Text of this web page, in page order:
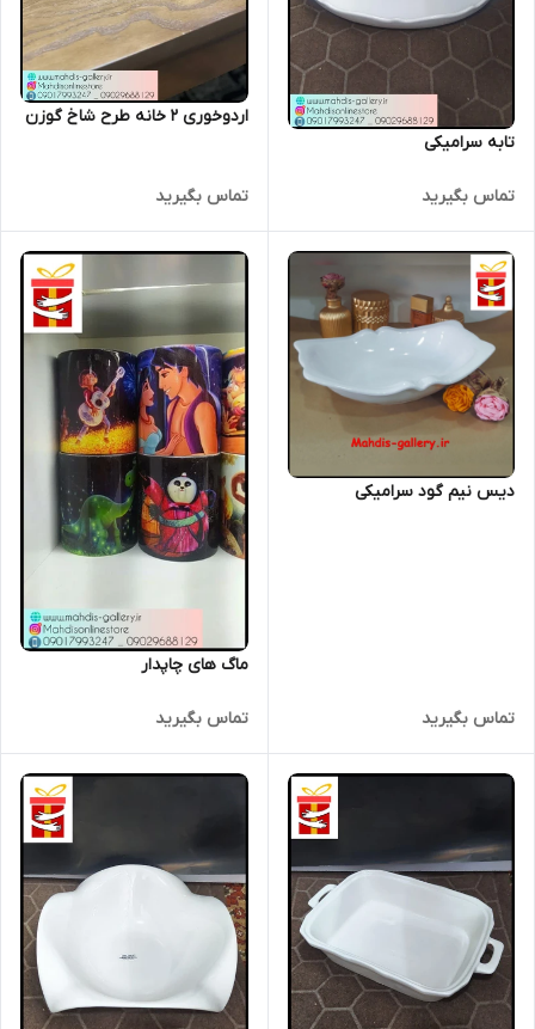
تابه سرامیکی
تماس بگیرید
اردوخوری 2 خانه طرح شاخ گوزن
تماس بگیرید
دیس نیم گود سرامیکی
تماس بگیرید
ماگ های چاپدار
تماس بگیرید